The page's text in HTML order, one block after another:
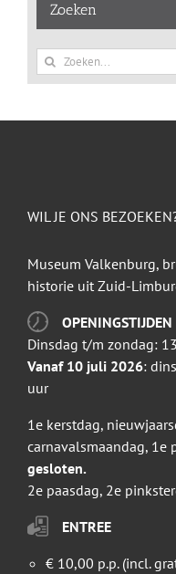
Zoeken
Zoeken
naar:
WIL JE ONS
Museum Valkenburg,
historie uit Zuid-
OPENINGSTIJDEN
Dinsdag t/m zondag:
Vanaf 10 juli 2026:
uur
1e kerstdag,
carnavalsmaandag, 1e
gesloten.
2e paasdag, 2e
ENTREE
€ 10,00 p.p. (incl.